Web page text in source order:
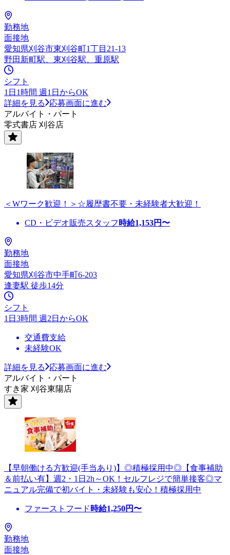
勤務地
面接地
愛知県刈谷市東刈谷町1丁目21-13
野田新町駅、東刈谷駅、重原駅
シフト
1日1時間 週1日からOK
詳細を見る
応募画面に進む
アルバイト・パート
零式書店 刈谷店
＜Wワーク歓迎！＞☆履歴書不要・未経験者大歓迎！
CD・ビデオ販売スタッフ 時給1,153円〜
勤務地
面接地
愛知県刈谷市中手町6-203
逢妻駅 徒歩14分
シフト
1日3時間 週2日からOK
交通費支給
未経験OK
詳細を見る
応募画面に進む
アルバイト・パート
すき家 刈谷東陽店
【早朝働ける方歓迎(手当あり)】◎積極採用中◎【食事補助
＆前払い有】週2・1日2h～OK！セルフレジで簡単接客◎マ
ニュアル完備で初バイト・未経験も安心！積極採用中
ファーストフード 時給1,250円〜
勤務地
面接地